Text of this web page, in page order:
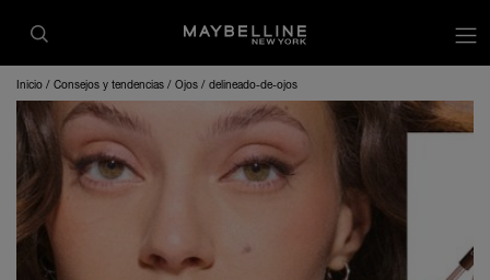
Inicio Consejos y tendencias Ojos delineado-de-ojos